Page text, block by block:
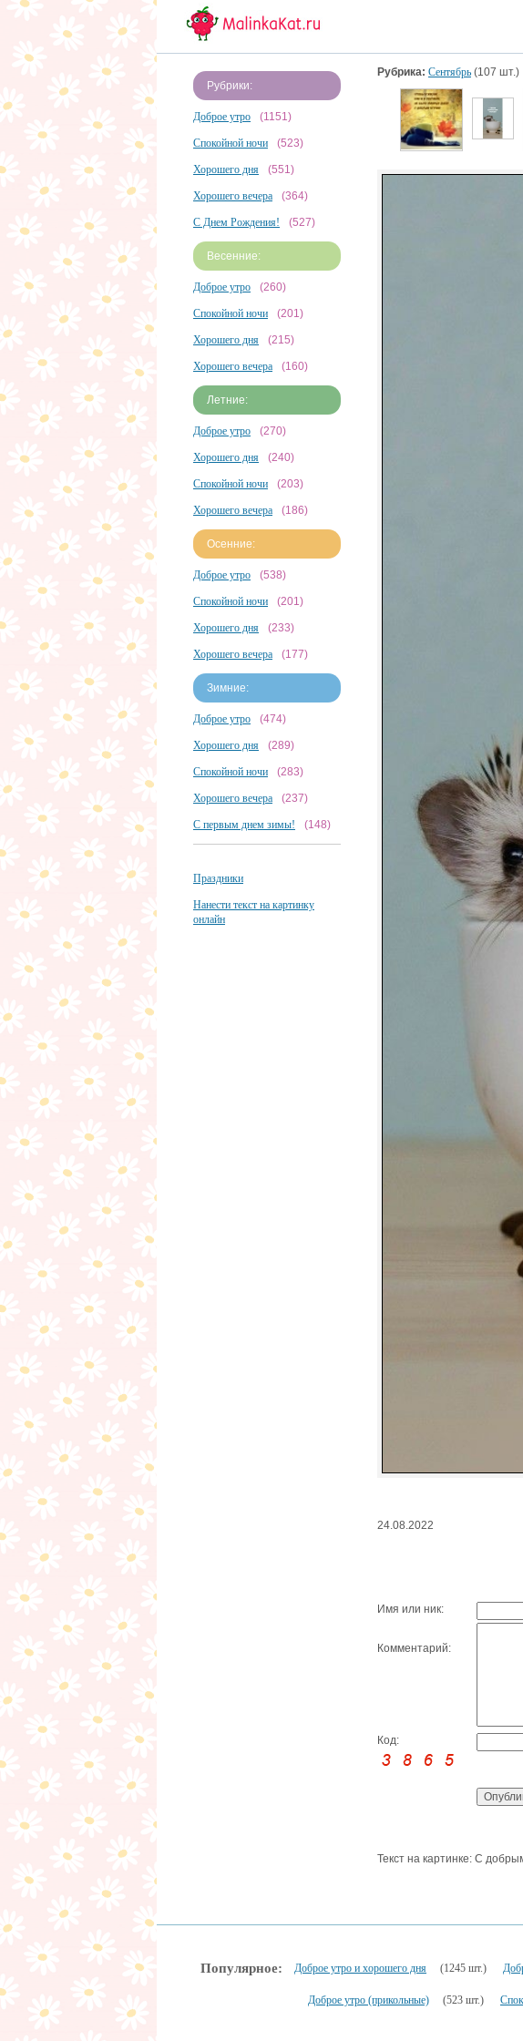
Рубрики:
Доброе утро (1151)
Спокойной ночи (523)
Хорошего дня (551)
Хорошего вечера (364)
С Днем Рождения! (527)
Весенние:
Доброе утро (260)
Спокойной ночи (201)
Хорошего дня (215)
Хорошего вечера (160)
Летние:
Доброе утро (270)
Хорошего дня (240)
Спокойной ночи (203)
Хорошего вечера (186)
Осенние:
Доброе утро (538)
Спокойной ночи (201)
Хорошего дня (233)
Хорошего вечера (177)
Зимние:
Доброе утро (474)
Хорошего дня (289)
Спокойной ночи (283)
Хорошего вечера (237)
С первым днем зимы! (148)
Праздники
Нанести текст на картинку
онлайн
Рубрика: Сентябрь (107 шт.)
24.08.2022
Имя или ник:
Комментарий:
Код:
Текст на картинке: С
Популярное: Доброе утро и хорошего дня (1245 шт.)
Доброе утро (прикольные) (523 шт.)